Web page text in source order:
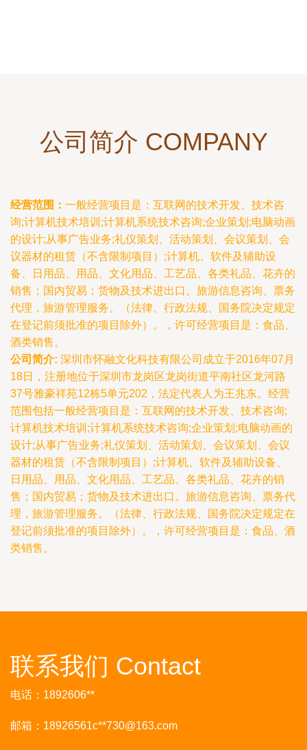
公司简介 COMPANY
经营范围： 一般经营项目是：互联网的技术开发、技术咨
询;计算机技术培训;计算机系统技术咨询;企业策划;电脑动画
的设计;从事广告业务;礼仪策划、活动策划、会议策划、会
议器材的租赁（不含限制项目）;计算机、软件及辅助设
备、日用品、用品、文化用品、工艺品、各类礼品、花卉的
销售；国内贸易；货物及技术进出口。旅游信息咨询、票务
代理，旅游管理服务。（法律、行政法规、国务院决定规定
在登记前须批准的项目除外）。，许可经营项目是：食品、
酒类销售。
公司简介: 深圳市怀融文化科技有限公司成立于2016年07月
18日，注册地位于深圳市龙岗区龙岗街道平南社区龙河路
37号雅豪祥苑12栋5单元202，法定代表人为王兆东。经营
范围包括一般经营项目是：互联网的技术开发、技术咨询;
计算机技术培训;计算机系统技术咨询;企业策划;电脑动画的
设计;从事广告业务;礼仪策划、活动策划、会议策划、会议
器材的租赁（不含限制项目）;计算机、软件及辅助设备、
日用品、用品、文化用品、工艺品、各类礼品、花卉的销
售；国内贸易；货物及技术进出口。旅游信息咨询、票务代
理，旅游管理服务。（法律、行政法规、国务院决定规定在
登记前须批准的项目除外）。，许可经营项目是：食品、酒
类销售。
联系我们 Contact
电话：1892606**
邮箱：18926561c**730@163.com